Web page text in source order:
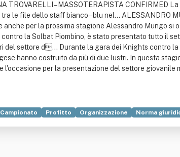
TROVARELLI – MASSOTERAPISTA CONFIRMED
le file dello staff bianco – blu nel... ALESSANDRO
anche per la prossima stagione Alessandro Mungo
la Solbat Piombino, è stato presentato tutto il
del settore d... Durante la gara dei Knights contro
hanno costruito da più di due lustri. In questa
l'occasione per la presentazione del settore
Campionato Profitto Organizzazione Norma